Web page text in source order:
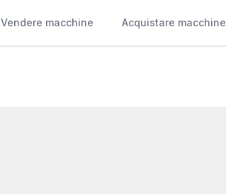
Vendere macchine Acquistare macchine